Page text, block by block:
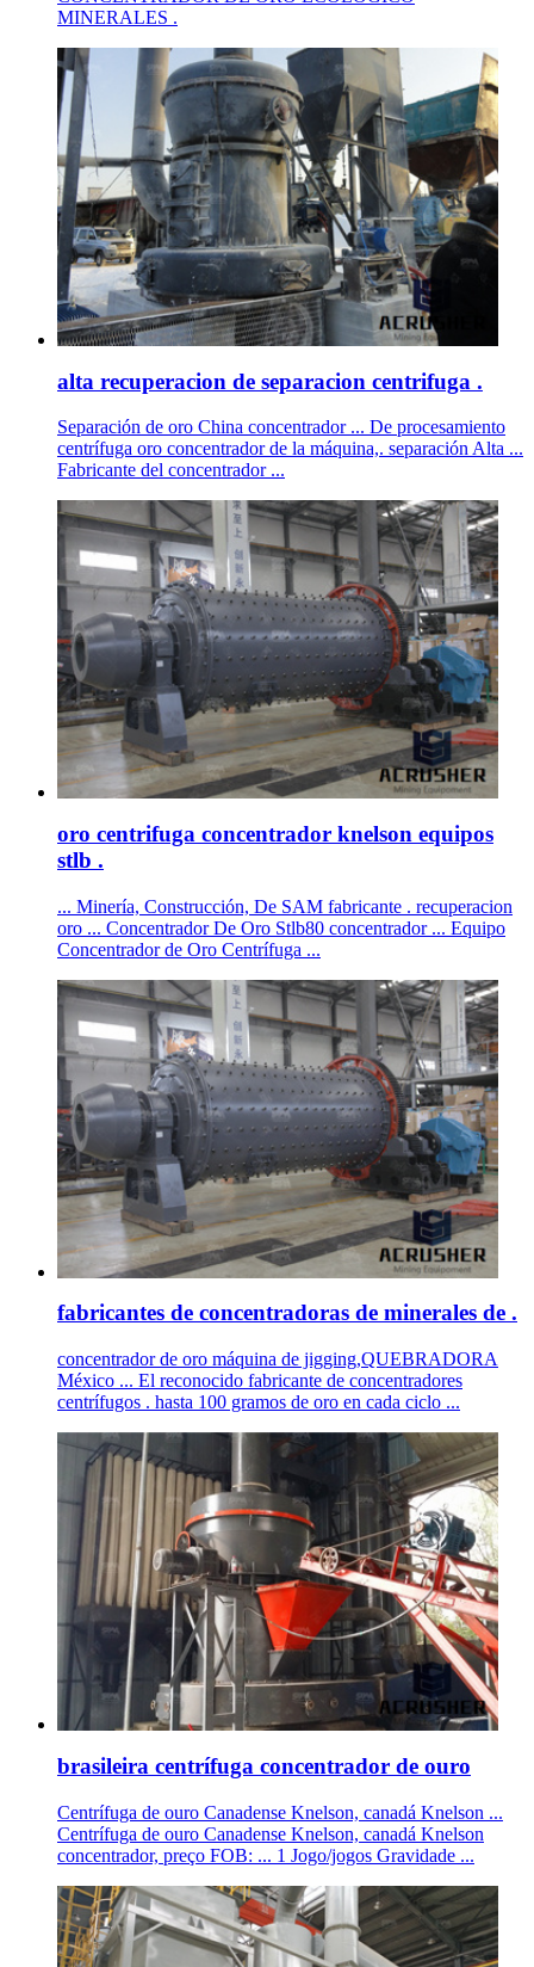
MINERALES .
alta recuperacion de separacion centrifuga .
Separación de oro China concentrador ... De procesamiento
centrífuga oro concentrador de la máquina,. separación Alta ...
Fabricante del concentrador ...
oro centrifuga concentrador knelson equipos
stlb .
... Minería, Construcción, De SAM fabricante . recuperacion
oro ... Concentrador De Oro Stlb80 concentrador ... Equipo
Concentrador de Oro Centrífuga ...
fabricantes de concentradoras de minerales de .
concentrador de oro máquina de jigging,QUEBRADORA
México ... El reconocido fabricante de concentradores
centrífugos . hasta 100 gramos de oro en cada ciclo ...
brasileira centrífuga concentrador de ouro
Centrífuga de ouro Canadense Knelson, canadá Knelson ...
Centrífuga de ouro Canadense Knelson, canadá Knelson
concentrador, preço FOB: ... 1 Jogo/jogos Gravidade ...